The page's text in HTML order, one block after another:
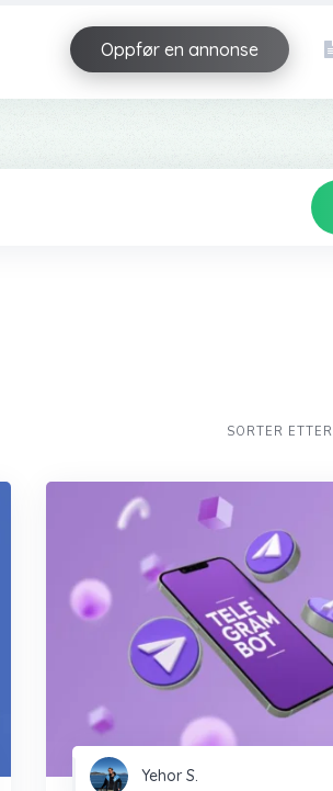
Oppfør en annonse
SORTER ETTER
Yehor S.